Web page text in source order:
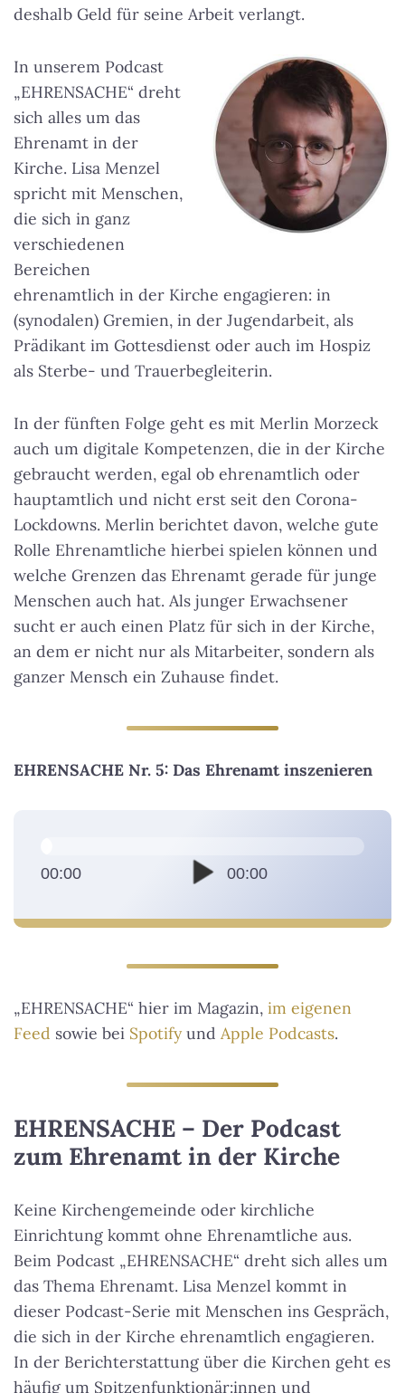
deshalb Geld für seine Arbeit verlangt.
In unserem Podcast
„EHRENSACHE“ dreht
sich alles um das
Ehrenamt in der
Kirche. Lisa Menzel
spricht mit Menschen,
die sich in ganz
verschiedenen
Bereichen
ehrenamtlich in der Kirche engagieren: in
(synodalen) Gremien, in der Jugendarbeit, als
Prädikant im Gottesdienst oder auch im Hospiz
als Sterbe- und Trauerbegleiterin.
In der fünften Folge geht es mit Merlin Morzeck
auch um digitale Kompetenzen, die in der Kirche
gebraucht werden, egal ob ehrenamtlich oder
hauptamtlich und nicht erst seit den Corona-
Lockdowns. Merlin berichtet davon, welche gute
Rolle Ehrenamtliche hierbei spielen können und
welche Grenzen das Ehrenamt gerade für junge
Menschen auch hat. Als junger Erwachsener
sucht er auch einen Platz für sich in der Kirche,
an dem er nicht nur als Mitarbeiter, sondern als
ganzer Mensch ein Zuhause findet.
EHRENSACHE Nr. 5: Das Ehrenamt inszenieren
o
a
00:00 00:00
„EHRENSACHE“ hier im Magazin, im eigenen
Feed sowie bei Spotifyund Apple Podcasts.
EHRENSACHE – Der Podcast
zum Ehrenamt in der Kirche
Keine Kirchengemeinde oder kirchliche
Einrichtung kommt ohne Ehrenamtliche aus.
Beim Podcast „EHRENSACHE“ dreht sich alles um
das Thema Ehrenamt. Lisa Menzel kommt in
dieser Podcast-Serie mit Menschen ins Gespräch,
die sich in der Kirche ehrenamtlich engagieren.
In der Berichterstattung über die Kirchen geht es
häufig um Spitzenfunktionär:innen und